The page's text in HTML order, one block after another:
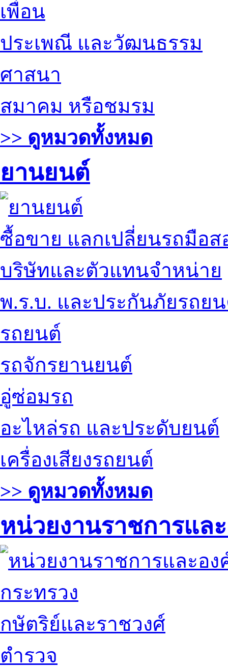
เพื่อน
ประเพณี และวัฒนธรรม
ศาสนา
สมาคม หรือชมรม
>> ดูหมวดทั้งหมด
ยานยนต์
ซื้อขาย แลกเปลี่ยนรถมือส
บริษัทและตัวแทนจำหน่าย
พ.ร.บ. และประกันภัยรถย
รถยนต์
รถจักรยานยนต์
อู่ซ่อมรถ
อะไหล่รถ และประดับยนต์
เครื่องเสียงรถยนต์
>> ดูหมวดทั้งหมด
หน่วยงานราชการแล
กระทรวง
กษัตริย์และราชวงศ์
ตำรวจ